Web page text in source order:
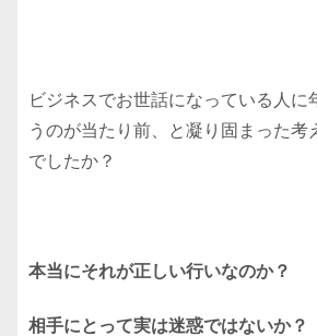
ビジネスでお世話になっている人に
うのが当たり前、と凝り固まった考
でしたか？
本当にそれが正しい行いなのか？
相手にとって実は迷惑ではないか？